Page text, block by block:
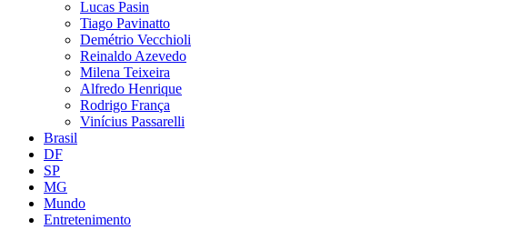
Lucas Pasin
Tiago Pavinatto
Demétrio Vecchioli
Reinaldo Azevedo
Milena Teixeira
Alfredo Henrique
Rodrigo França
Vinícius Passarelli
Brasil
DF
SP
MG
Mundo
Entretenimento